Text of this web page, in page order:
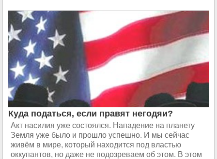
Куда податься, если правят негодяи?
Акт насилия уже состоялся. Нападение на планету
Земля уже было и прошло успешно. И мы сейчас
живём в мире, который находится под властью
оккупантов, но даже не подозреваем об этом. В этом